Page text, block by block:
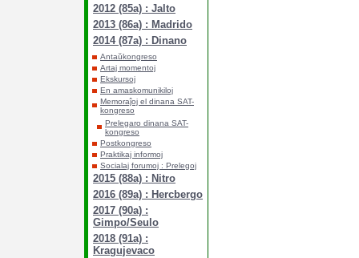
2012 (85a) : Jalto
2013 (86a) : Madrido
2014 (87a) : Dinano
Antaŭkongreso
Artaj momentoj
Ekskursoj
En amaskomunikiloj
Memoraĵoj el dinana SAT-
kongreso
Prelegaro dinana SAT-
kongreso
Postkongreso
Praktikaj informoj
Socialaj forumoj : Prelegoj
2015 (88a) : Nitro
2016 (89a) : Hercbergo
2017 (90a) :
Gimpo/Seulo
2018 (91a) :
Kragujevaco